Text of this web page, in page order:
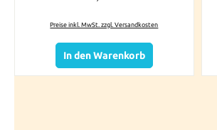
Preise inkl. MwSt. zzgl. Versandkosten
In den Warenkorb